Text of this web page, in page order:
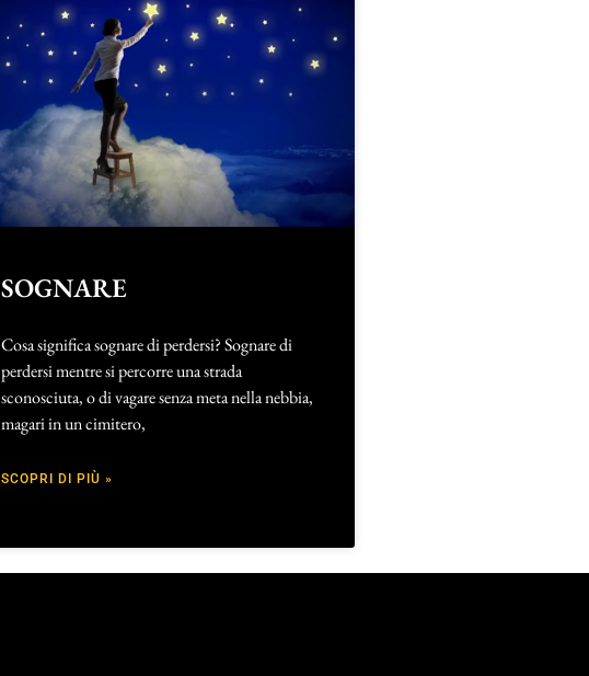
SOGNARE
Cosa significa sognare di perdersi? Sognare di
perdersi mentre si percorre una strada
sconosciuta, o di vagare senza meta nella nebbia,
magari in un cimitero,
SCOPRI DI PIÙ »